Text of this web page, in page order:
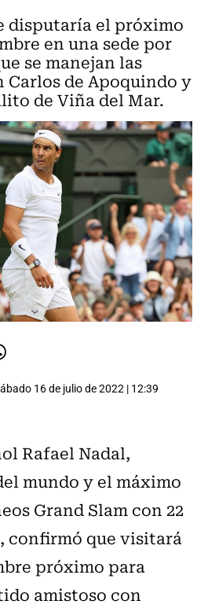
disputaría el próximo
en una sede por
se manejan las
Carlos de Apoquindo y
de Viña del Mar.
16 de julio de 2022 | 12:39
Rafael Nadal,
mundo y el máximo
Grand Slam con 22
confirmó que visitará
próximo para
amistoso con